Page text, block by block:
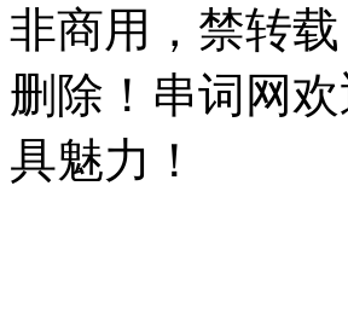
非商用，禁转
删除！串词网
具魅力！